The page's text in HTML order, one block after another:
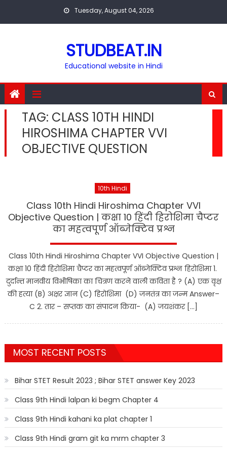
Tuesday, August 04, 2026
STUDBEAT.IN
Educational website in Hindi
TAG: CLASS 10TH HINDI
HIROSHIMA CHAPTER VVI
OBJECTIVE QUESTION
10th Hindi
Class 10th Hindi Hiroshima Chapter VVI
Objective Question | कक्षा 10 हिंदी हिरोशिमा चैप्टर
का महत्वपूर्ण ऑब्जेक्टिव प्रश्न
Class 10th Hindi Hiroshima Chapter VVI Objective Question |
कक्षा 10 हिंदी हिरोशिमा चैप्टर का महत्वपूर्ण ऑब्जेक्टिव प्रश्न हिरोशिमा 1.
दुर्दान्त मानवीय विभीषिका का चित्रण करने वाली कविता है ? (A) एक वृक्ष
की हत्या (B) अक्षर ज्ञान (C) हिरोशिमा (D) जनतंत्र का जन्म Answer–
C 2. तार – सप्तक का संपादन किया- (A) जयशंकर […]
MOST RECENT POSTS
Bihar STET Result 2023 ; Bihar STET answer Key 2023
Class 9th Hindi lalpan ki begm Chapter 4
Class 9th Hindi kahani ka plat chapter 1
Class 9th Hindi gram git ka mrm chapter 3